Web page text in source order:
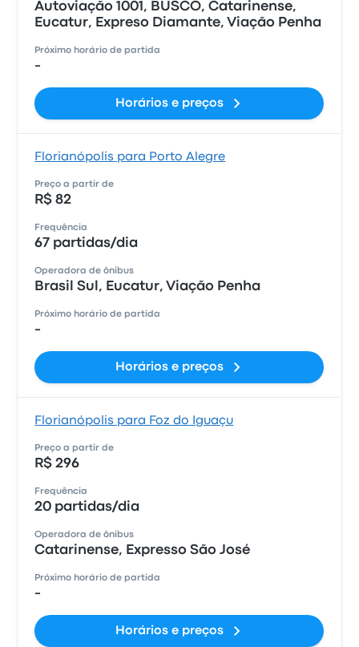
Autoviação 1001, BUSCO, Catarinense,
Eucatur, Expreso Diamante, Viação Penha
Próximo horário de partida
-
Horários e preços
Florianópolis para Porto Alegre
Preço a partir de
R$ 82
Frequência
67 partidas/dia
Operadora de ônibus
Brasil Sul, Eucatur, Viação Penha
Próximo horário de partida
-
Horários e preços
Florianópolis para Foz do Iguaçu
Preço a partir de
R$ 296
Frequência
20 partidas/dia
Operadora de ônibus
Catarinense, Expresso São José
Próximo horário de partida
-
Horários e preços